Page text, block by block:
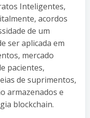
Inteligentes,
acordos
de um
ser aplicada em
mercado
pacientes,
de suprimentos,
armazenados e
blockchain.